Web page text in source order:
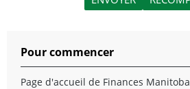
Pour commencer
Page d'accueil de Finances Manitoba